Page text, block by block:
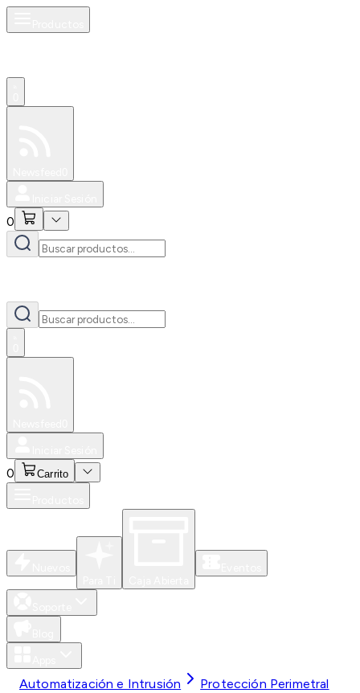
0
0 Carrito
Automatización e Intrusión
Protección Perimetral